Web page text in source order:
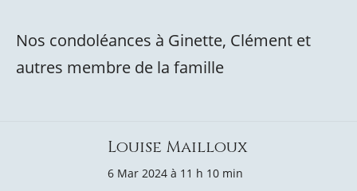
Nos condoléances à Ginette, Clément et
autres membre de la famille
Louise Mailloux
6 Mar 2024 à 11 h 10 min